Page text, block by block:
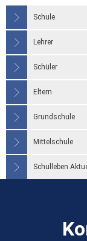
Schule
Lehrer
Schüler
Eltern
Grundschule
Mittelschule
Schulleben